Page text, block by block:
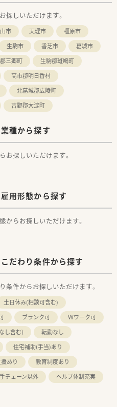
探しいただけます。
市 天理市
橿原市
生駒市 香芝市
葛城市
三郷町
生駒郡斑鳩町
高市郡明日香村
北葛城郡広陵町
吉野郡大淀町
種から探す
お探しいただけます。
用形態から探す
からお探しいただけます。
だわり条件から探す
条件からお探しいただけます。
土日休み(相談可含む)
ブランク可
Ｗワーク可
し含む)
転勤なし
住宅補助(手当)あり
あり
教育制度あり
チェーン以外
ヘルプ体制充実